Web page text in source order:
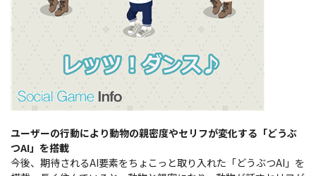
ユーザーの行動により動物の親密度やセリフが変化する「どうぶ
つAI」を搭載
今後、期待されるAI要素をちょこっと取り入れた「どうぶつAI」を